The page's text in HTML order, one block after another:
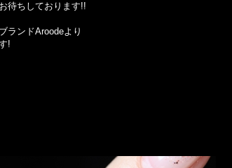
待ちしております!!
ランドAroodeより
!